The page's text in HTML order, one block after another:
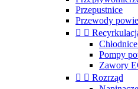
Przepustnice
Przewody
 
Pompy
Zawory
  Rozrząd